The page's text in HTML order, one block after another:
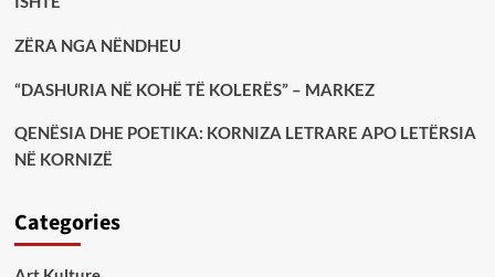
ZËRA NGA NËNDHEU
“DASHURIA NË KOHË TË KOLERËS” – MARKEZ
QENËSIA DHE POETIKA: KORNIZA LETRARE APO LETËRSIA
NË KORNIZË
Categories